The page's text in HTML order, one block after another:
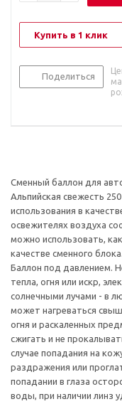
Купить в 1 клик
Поделиться
Сменный баллон для
Альпийская свежесть
использования в
освежителях воздуха
можно использовать,
качестве сменного
Баллон под давлением.
тепла, огня или искр,
солнечными лучами - в
может нагреваться
огня и раскаленных
сжигать и не
случае попадания на
раздражения или
попадании в глаза
воды, при наличии линз